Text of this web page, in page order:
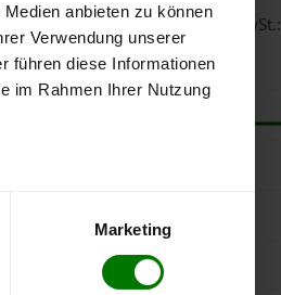
anbieten zu können
Verwendung unserer
führen diese Informationen
im Rahmen Ihrer Nutzung
Marketing
bei einer Lieferstelle inkl. MwSt.: